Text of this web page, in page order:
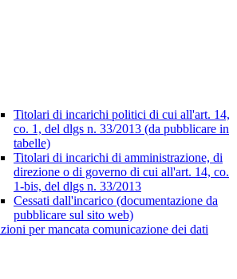
Titolari di incarichi politici di cui all'art. 14,
co. 1, del dlgs n. 33/2013 (da pubblicare in
tabelle)
Titolari di incarichi di amministrazione, di
direzione o di governo di cui all'art. 14, co.
1-bis, del dlgs n. 33/2013
Cessati dall'incarico (documentazione da
pubblicare sul sito web)
per mancata comunicazione dei dati